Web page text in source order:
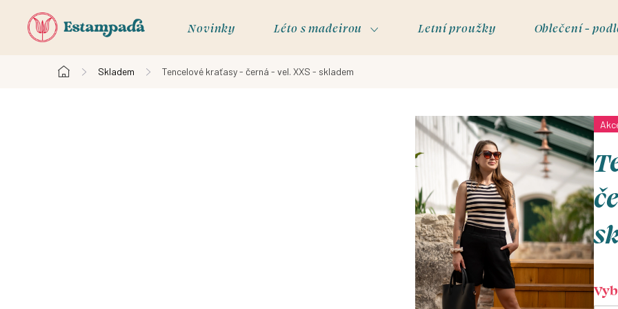
Novinky Léto s madeirou Letní proužky Oblečení -
Domů
Skladem Tencelové kraťasy - černá - vel. XXS - skladem